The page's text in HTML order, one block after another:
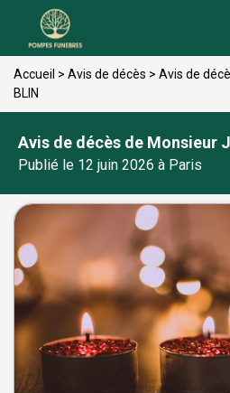
Accueil > Avis de décès > Avis de
BLIN
Avis de décès de Monsieur
Publié le 12 juin 2026 à Paris